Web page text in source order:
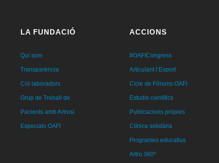
LA FUNDACIÓ
Qui som
Transparència
Col·laboradors
Grup de Treball de
Pacients amb Artrosi
Especials OAFI
ACCIONS
#OAFICongress
Articulant l’Esport
Cicle de Fòrums OAFI
Estudis científics
Publicacions pròpies
Clínica solidària
Programes educatius
Artro 360º